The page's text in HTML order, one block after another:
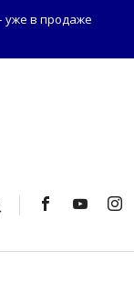
уже в продаже